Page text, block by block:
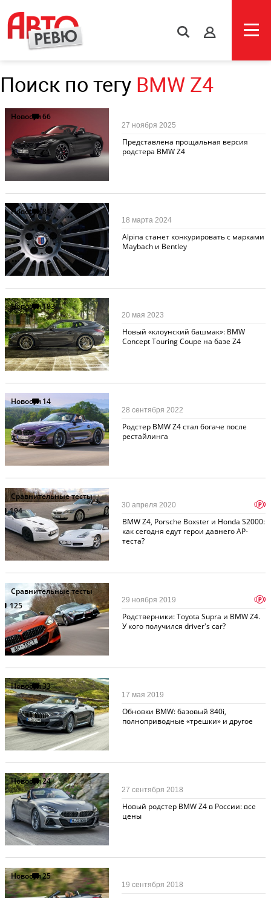
s
Поиск по тегу BMW Z4
Новости66
Представлена прощальная версия
родстера BMW Z4
27 ноября 2025
Новости81
Alpina станет конкурировать с марками
Maybach и Bentley
18 марта 2024
Новости183
Новый «клоунский башмак»: BMW
Concept Touring Coupe на базе Z4
20 мая 2023
Новости14
Родстер BMW Z4 стал богаче после
рестайлинга
28 сентября 2022
Сравнительные тесты
194
BMW Z4, Porsche Boxster и Honda S2000:
как сегодня едут герои давнего АР-
теста?
30 апреля 2020 p
Сравнительные тесты
125
Родстверники: Toyota Supra и BMW Z4.
У кого получился driver's car?
29 ноября 2019 p
Новости33
Обновки BMW: базовый 840i,
полноприводные «трешки» и другое
17 мая 2019
Новости24
Новый родстер BMW Z4 в России: все
цены
27 сентября 2018
Новости25
19 сентября 2018